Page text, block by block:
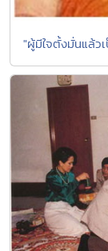
"ผู้มีใจตั้งมั่นแล้ว